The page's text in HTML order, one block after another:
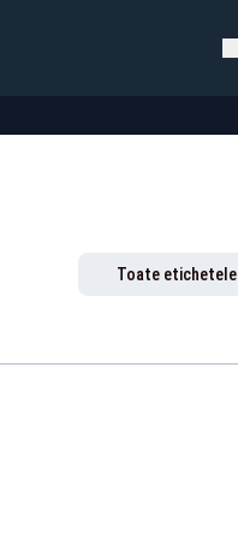
Toate etichetele